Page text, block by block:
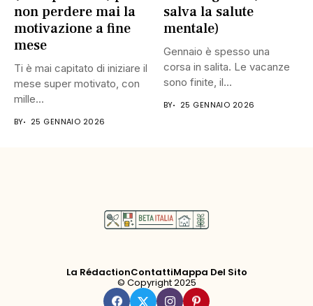
non perdere mai la
motivazione a fine
mese
Ti è mai capitato di iniziare il
mese super motivato, con
mille...
BY 25 GENNAIO 2026
salva la salute
mentale)
Gennaio è spesso una
corsa in salita. Le vacanze
sono finite, il...
BY 25 GENNAIO 2026
La RédactionContattiMappa Del Sito
© Copyright 2025